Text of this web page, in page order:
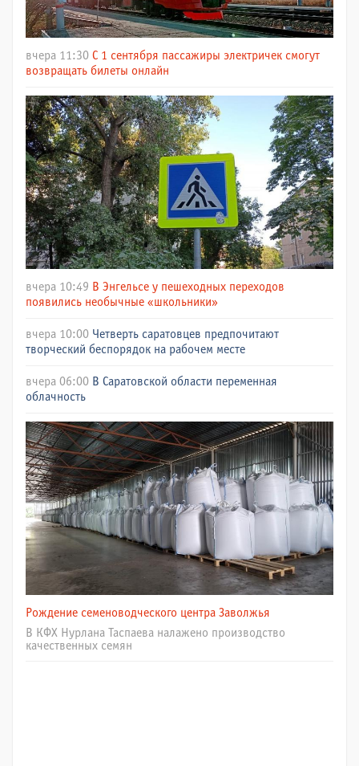
вчера 11:30 С 1 сентября пассажиры электричек смогут
возвращать билеты онлайн
вчера 10:49 В Энгельсе у пешеходных переходов
появились необычные «школьники»
вчера 10:00 Четверть саратовцев предпочитают
творческий беспорядок на рабочем месте
вчера 06:00 В Саратовской области переменная
облачность
Рождение семеноводческого центра Заволжья
В КФХ Нурлана Таспаева налажено производство
качественных семян